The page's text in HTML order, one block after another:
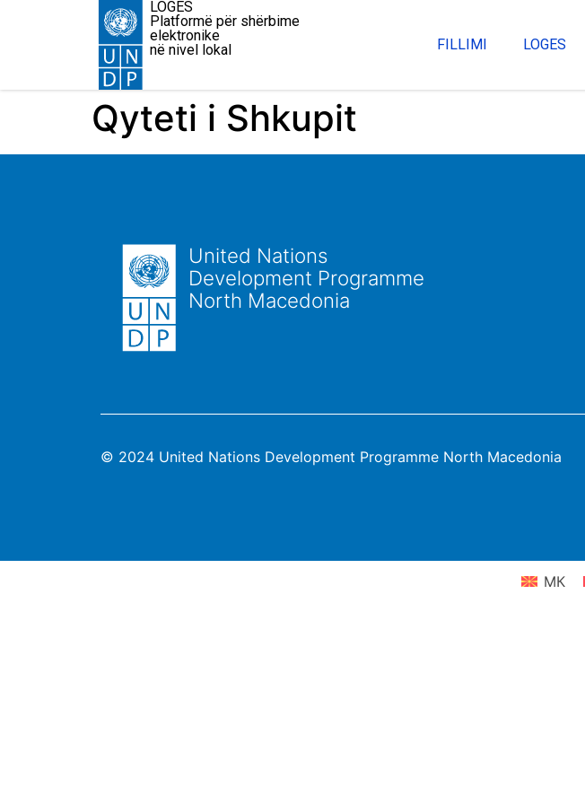
LOGES
Platformë për shërbime
elektronike
në nivel lokal
FILLIMI LOGES
Qyteti i Shkupit
United Nations
Development Programme
North Macedonia
© 2024 United Nations Development Programme North Macedonia
МК